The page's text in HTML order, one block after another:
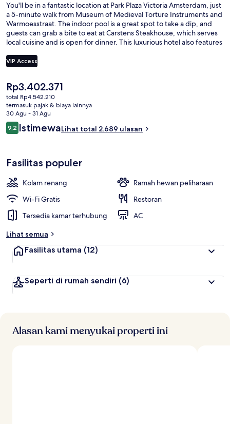
You'll be in a fantastic location at Park Plaza Victoria Amsterdam, just
a 5-minute walk from Museum of Medieval Torture Instruments and
Warmoesstraat. The indoor pool is a great spot to take a dip, and
guests can grab a bite to eat at Carstens Steakhouse, which serves
local cuisine and is open for dinner. This luxurious hotel also features
central location for the sightseeing and because it's just a short walk
to public transportation: Amsterdam Central Metro Station is steps
VIP Access
Harga
saat
ini
Rp3.402.371
Rp3.402.371
total Rp4.542.210
termasuk pajak & biaya lainnya
30 Agu - 31 Agu
Ulasan
9,29,2 dari 10
IstimewaLihat total 2.689 ulasan
Fasilitas populer
Kolam renang
Ramah hewan peliharaan
Wi-Fi Gratis
Restoran
Tersedia kamar terhubung
AC
Lihat semua
Fasilitas utama (12)
Seperti di rumah sendiri (6)
Alasan kami menyukai properti ini